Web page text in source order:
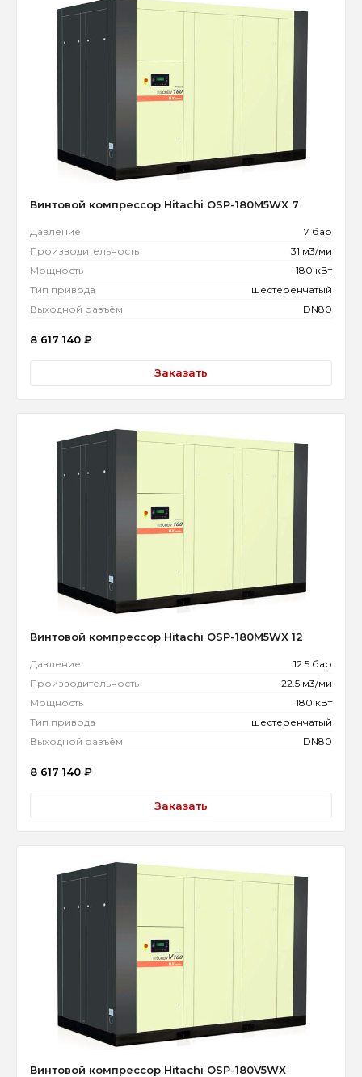
Винтовой компрессор Hitachi OSP-180M5WX 7
Давление
7 бар
Производительность
31 м3/ми
Мощность
180 кВт
Тип привода
шестеренчатый
Выходной разъём
DN80
8 617 140 ₽
Заказать
Винтовой компрессор Hitachi OSP-180M5WX 12
Давление
12.5 бар
Производительность
22.5 м3/ми
Мощность
180 кВт
Тип привода
шестеренчатый
Выходной разъём
DN80
8 617 140 ₽
Заказать
Винтовой компрессор Hitachi OSP-180V5WX